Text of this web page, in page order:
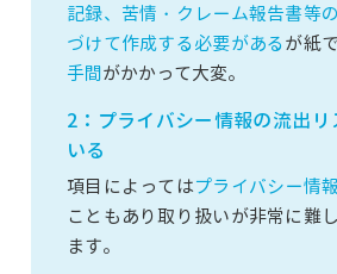
記録、苦情・クレーム報告書等
づけて作成する必要があるが紙
手間がかかって大変。
2：プライバシー情報の流出リ
いる
項目によってはプライバシー情報
こともあり取り扱いが非常に難
ます。